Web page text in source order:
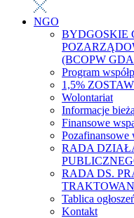
NGO
BYDGOSKIE
(BCOPW
Program
1,5%
Wolontariat
Informacje
Finansowe
Pozafinansowe
RADA
RADA DS.
Tablica
Kontakt